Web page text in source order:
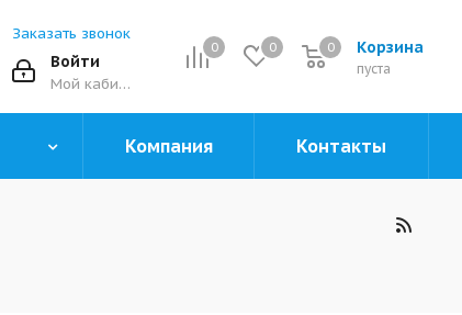
0 0 Корзина
0
пуста
0
Заказать звонок
Войти
Мой кабинет
Компания Контакты